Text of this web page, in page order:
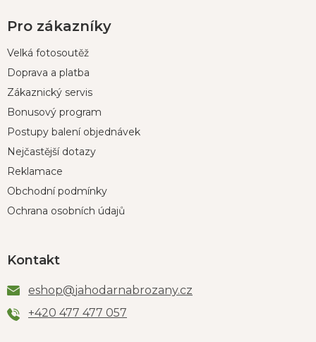
Pro zákazníky
Velká fotosoutěž
Doprava a platba
Zákaznický servis
Bonusový program
Postupy balení objednávek
Nejčastější dotazy
Reklamace
Obchodní podmínky
Ochrana osobních údajů
Kontakt
eshop@jahodarnabrozany.cz
+420 477 477 057